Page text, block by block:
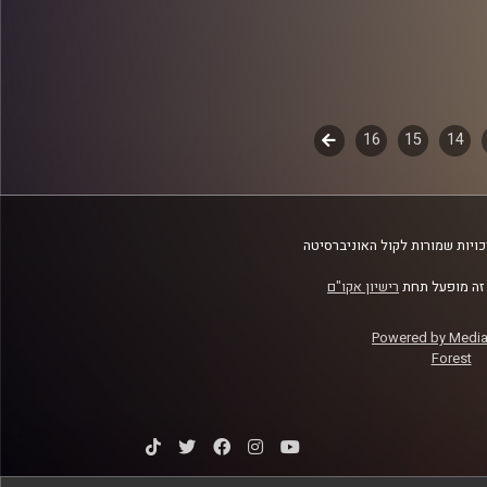
14
15
16
לשלב
שמורות לקול האוניברסיטה
מופעל תחת רישיון אקו"ם
Powered by Media
Forest